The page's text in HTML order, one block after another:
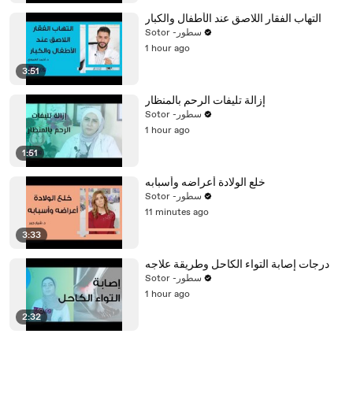
3:51
التهاب الفقار اللاصق عند الأطفال والكبار
Sotor -سطور
1 hour ago
1:51
إزالة تليفات الرحم بالمنظار
Sotor -سطور
1 hour ago
3:33
خلع الولادة أعراضه وأسبابه
Sotor -سطور
11 minutes ago
2:32
درجات إصابة التواء الكاحل وطريقة علاجه
Sotor -سطور
1 hour ago